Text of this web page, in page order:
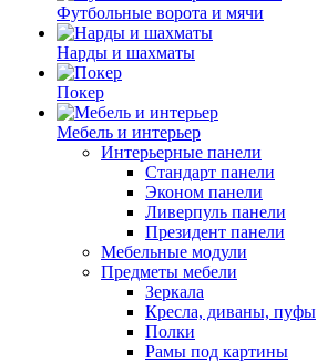
Футбольные ворота и мячи
Нарды и шахматы
Покер
Мебель и интерьер
Интерьерные панели
Стандарт панели
Эконом панели
Ливерпуль панели
Президент панели
Мебельные модули
Предметы мебели
Зеркала
Кресла, диваны, пуфы
Полки
Рамы под картины